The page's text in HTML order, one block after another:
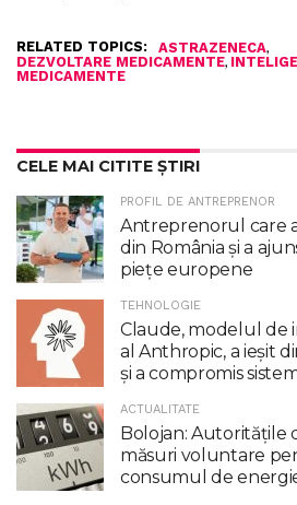
RELATED TOPICS: ASTRAZENECA,
DEZVOLTARE MEDICAMENTE,
MEDICAMENTE
CELE MAI CITITE ȘTIRI
PROFIL DE ANTREPRENOR
Antreprenorul care
din România și a
piețe europene
TEHNOLOGIE
Claude, modelul de
al Anthropic, a ieşit
şi a compromis
ACTUALITATE
Bolojan: Autoritățile
măsuri voluntare
consumul de